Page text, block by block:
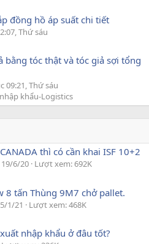
đồng hồ áp suất chi tiết
Thứ sáu
bằng tóc thật và tóc giả sợi tổng
09:21, Thứ sáu
khẩu-Logistics
thì có cần khai ISF 10+2
19/6/20 Lượt xem: 692K
8 tấn Thùng 9M7 chở pallet.
1/21
Lượt xem: 468K
nhập khẩu ở đâu tốt?